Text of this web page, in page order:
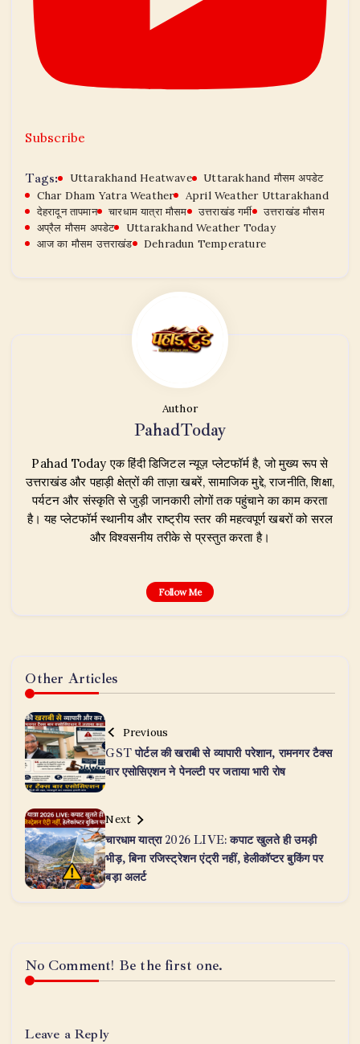
Subscribe
Tags: Uttarakhand Heatwave
Uttarakhand मौसम अपडेट
Char Dham Yatra Weather
April Weather Uttarakhand
देहरादून तापमान
चारधाम यात्रा मौसम उत्तराखंड गर्मी
उत्तराखंड मौसम
अप्रैल मौसम अपडेट
Uttarakhand Weather Today
आज का मौसम उत्तराखंड
Dehradun Temperature
Author
PahadToday
Pahad Today एक हिंदी डिजिटल न्यूज़ प्लेटफॉर्म है, जो मुख्य रूप से
उत्तराखंड और पहाड़ी क्षेत्रों की ताज़ा खबरें, सामाजिक मुद्दे, राजनीति, शिक्षा,
पर्यटन और संस्कृति से जुड़ी जानकारी लोगों तक पहुंचाने का काम करता
है। यह प्लेटफॉर्म स्थानीय और राष्ट्रीय स्तर की महत्वपूर्ण खबरों को सरल
और विश्वसनीय तरीके से प्रस्तुत करता है।
Follow Me
Other Articles
Previous
GST पोर्टल की खराबी से व्यापारी परेशान, रामनगर टैक्स
बार एसोसिएशन ने पेनल्टी पर जताया भारी रोष
Next
चारधाम यात्रा 2026 LIVE: कपाट खुलते ही उमड़ी
भीड़, बिना रजिस्ट्रेशन एंट्री नहीं, हेलीकॉप्टर बुकिंग पर
बड़ा अलर्ट
No Comment! Be the first one.
Leave a Reply